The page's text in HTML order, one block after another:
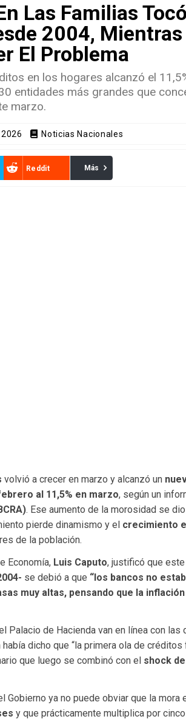
Las Familias
2004,
El Problema
en los hogares alcanzó el
entidades más grandes que
marzo.
Noticias Nacionales
Reddit Más
volvió a crecer en marzo y alcanzó un
al 11,5% en marzo, según un
. Ese aumento de la morosidad se
pierde dinamismo y el crecimiento
de la población.
Economía, Luis Caputo, justificó que
se debió a que “los bancos no
muy altas, pensando que la
Palacio de Hacienda van en línea con las
había dicho que “la primera ola de
que luego se combinó con el shock
Gobierno ya no puede obviar que la
y que prácticamente multiplica por